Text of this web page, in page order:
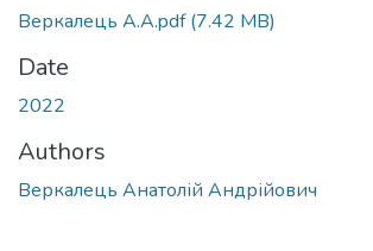
Веркалець А.А.pdf(7.42 MB)
Date
2022
Authors
Веркалець Анатолій Андрійович